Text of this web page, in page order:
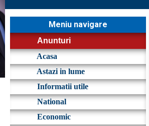
Meniu navigare
Anunturi
Acasa
Astazi in lume
Informatii utile
National
Economic